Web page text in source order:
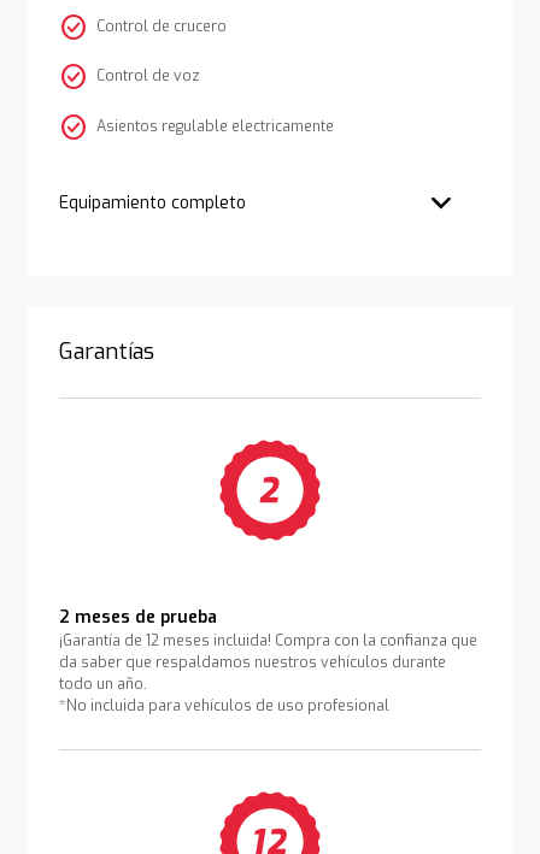
check_circle Control de crucero
check_circle Control de voz
check_circle Asientos regulable electricamente
Equipamiento completo
Garantías
2 meses de prueba
¡Garantía de 12 meses incluida! Compra con la confianza que
da saber que respaldamos nuestros vehículos durante
todo un año.
*No incluida para vehículos de uso profesional